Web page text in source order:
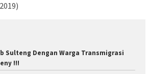
Sulteng Dengan Warga Transmigrasi
!!!